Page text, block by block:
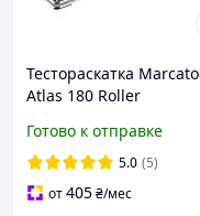
Тестораскатка Marcato
Atlas 180 Roller
машинка для дома,
Италия
Готово к отправке
5.0 (5)
от405₴/мес